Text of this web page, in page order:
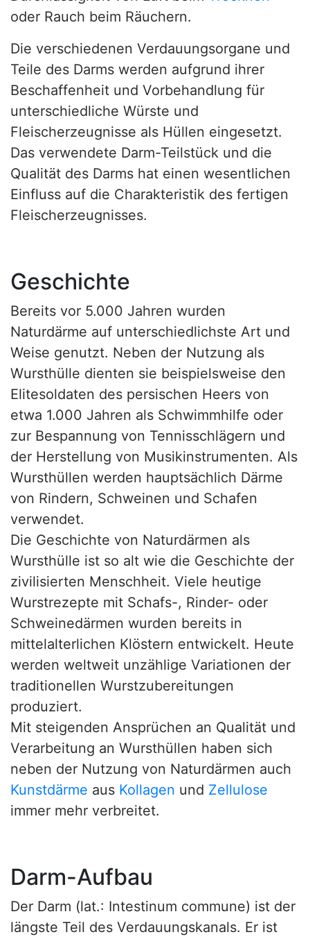
oder Rauch beim Räuchern.
Die verschiedenen Verdauungsorgane und
Teile des Darms werden aufgrund ihrer
Beschaffenheit und Vorbehandlung für
unterschiedliche Würste und
Fleischerzeugnisse als Hüllen eingesetzt.
Das verwendete Darm-Teilstück und die
Qualität des Darms hat einen wesentlichen
Einfluss auf die Charakteristik des fertigen
Fleischerzeugnisses.
Geschichte
Bereits vor 5.000 Jahren wurden
Naturdärme auf unterschiedlichste Art und
Weise genutzt. Neben der Nutzung als
Wursthülle dienten sie beispielsweise den
Elitesoldaten des persischen Heers von
etwa 1.000 Jahren als Schwimmhilfe oder
zur Bespannung von Tennisschlägern und
der Herstellung von Musikinstrumenten. Als
Wursthüllen werden hauptsächlich Därme
von Rindern, Schweinen und Schafen
verwendet.
Die Geschichte von Naturdärmen als
Wursthülle ist so alt wie die Geschichte der
zivilisierten Menschheit. Viele heutige
Wurstrezepte mit Schafs-, Rinder- oder
Schweinedärmen wurden bereits in
mittelalterlichen Klöstern entwickelt. Heute
werden weltweit unzählige Variationen der
traditionellen Wurstzubereitungen
produziert.
Mit steigenden Ansprüchen an Qualität und
Verarbeitung an Wursthüllen haben sich
neben der Nutzung von Naturdärmen auch
Kunstdärme aus Kollagen und Zellulose
immer mehr verbreitet.
Darm-Aufbau
Der Darm (lat.: Intestinum commune) ist der
längste Teil des Verdauungskanals. Er ist